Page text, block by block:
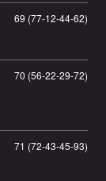
69 (77-12-44-62)
70 (56-22-29-72)
71 (72-43-45-93)